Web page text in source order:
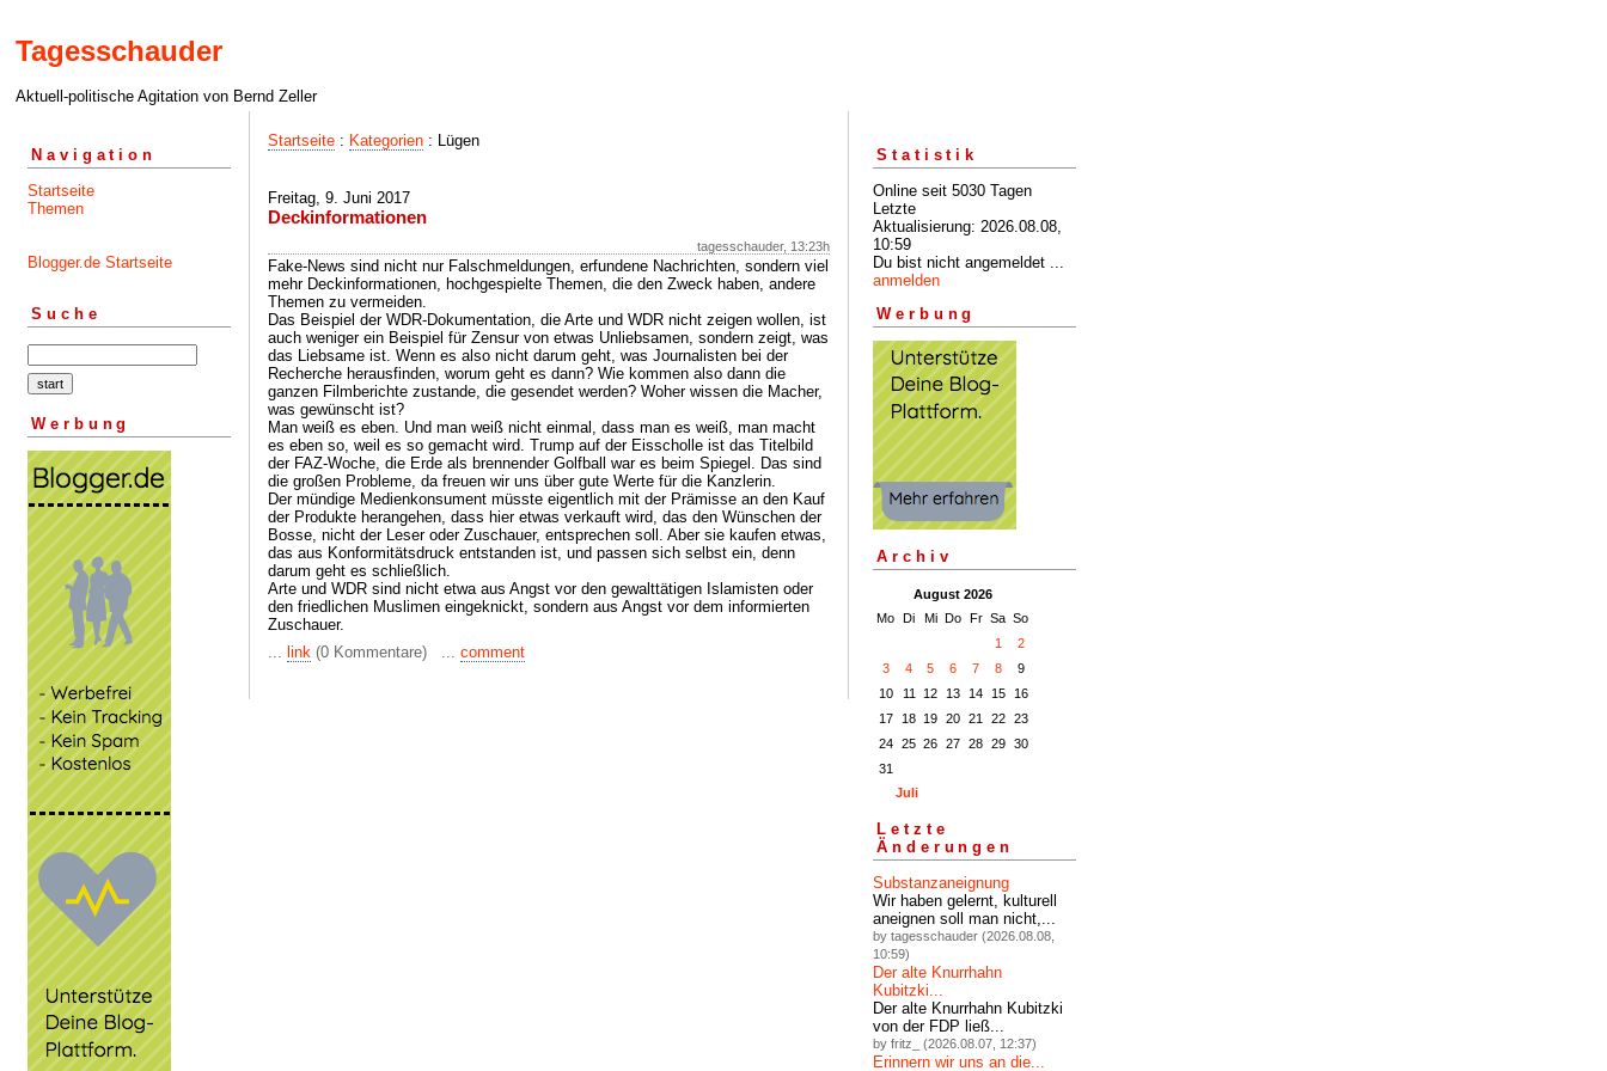
Tagesschauder
Aktuell-politische Agitation von Bernd Zeller
Navigation
Startseite
Themen
Blogger.de Startseite
Suche
Werbung
Startseite : Kategorien : Lügen
Freitag, 9. Juni 2017
Deckinformationen
tagesschauder, 13:23h
Fake-News sind nicht nur Falschmeldungen, erfundene Nachrichten, sondern viel
mehr Deckinformationen, hochgespielte Themen, die den Zweck haben, andere
Themen zu vermeiden.
Das Beispiel der WDR-Dokumentation, die Arte und WDR nicht zeigen wollen, ist
auch weniger ein Beispiel für Zensur von etwas Unliebsamen, sondern zeigt, was
das Liebsame ist. Wenn es also nicht darum geht, was Journalisten bei der
Recherche herausfinden, worum geht es dann? Wie kommen also dann die
ganzen Filmberichte zustande, die gesendet werden? Woher wissen die Macher,
was gewünscht ist?
Man weiß es eben. Und man weiß nicht einmal, dass man es weiß, man macht
es eben so, weil es so gemacht wird. Trump auf der Eisscholle ist das Titelbild
der FAZ-Woche, die Erde als brennender Golfball war es beim Spiegel. Das sind
die großen Probleme, da freuen wir uns über gute Werte für die Kanzlerin.
Der mündige Medienkonsument müsste eigentlich mit der Prämisse an den Kauf
der Produkte herangehen, dass hier etwas verkauft wird, das den Wünschen der
Bosse, nicht der Leser oder Zuschauer, entsprechen soll. Aber sie kaufen etwas,
das aus Konformitätsdruck entstanden ist, und passen sich selbst ein, denn
darum geht es schließlich.
Arte und WDR sind nicht etwa aus Angst vor den gewalttätigen Islamisten oder
den friedlichen Muslimen eingeknickt, sondern aus Angst vor dem informierten
Zuschauer.
... link (0 Kommentare) ... comment
Statistik
Online seit 5030 Tagen
Letzte
Aktualisierung: 2026.08.08,
10:59
Du bist nicht angemeldet ...
anmelden
Werbung
Archiv
August 2026
Mo Di Mi Do Fr Sa So
1
2
3
4 5 6 7 8
9
10
11 12 13 14 15
16
17
18 19 20 21 22
23
24
25 26 27 28 29
30
31
Juli
Letzte
Änderungen
Substanzaneignung
Wir haben gelernt, kulturell
aneignen soll man nicht,...
by tagesschauder (2026.08.08,
10:59)
Der alte Knurrhahn
Kubitzki...
Der alte Knurrhahn Kubitzki
von der FDP ließ...
by fritz_ (2026.08.07, 12:37)
Erinnern wir uns an die...